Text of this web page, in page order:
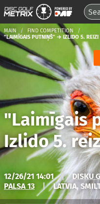
MAIN
FIND COMPETITION
"LAIMĪGAIS PUTNIŅŠ" → IZLIDO 5.
"Laimīgais
Izlido 5.
12/26/21 14:01 |
DISKU
PALSA 13
| LATVIA,